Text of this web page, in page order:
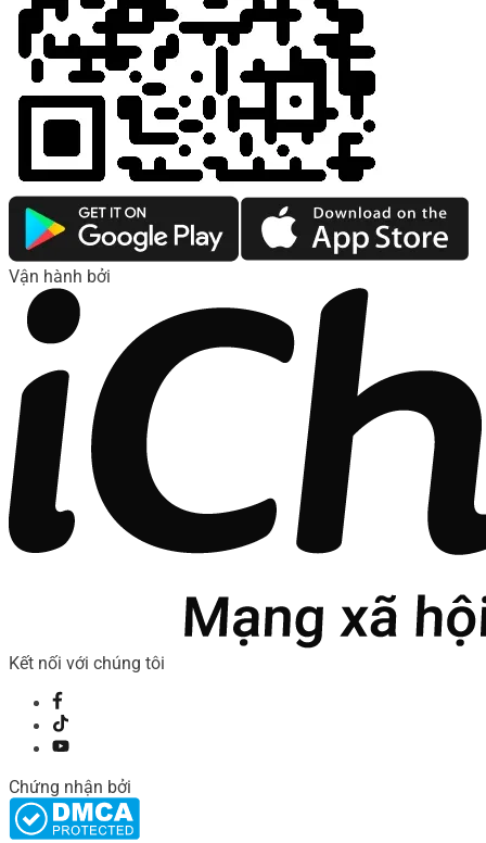
Vận hành bởi
Kết nối với chúng tôi
Chứng nhận bởi